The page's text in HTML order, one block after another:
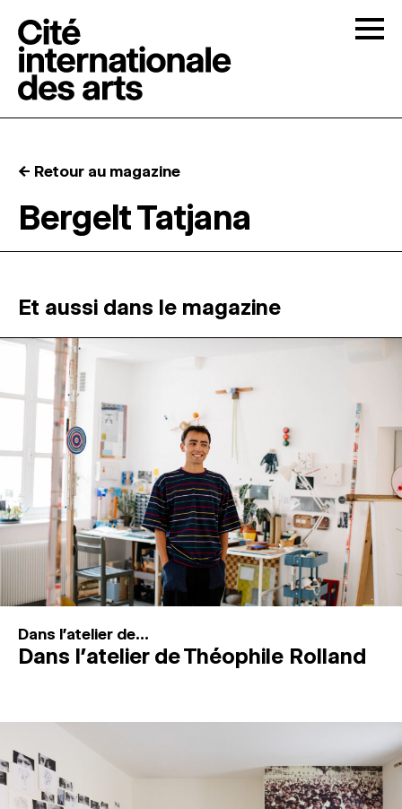
RÉSIDENCES ↓
ATELIERS OUVERTS
PROGRAMMATION
MAGAZINE
ESPACES DE PRATIQUE ARTISTIQUE ↓
Recherche
Connexion
← Retour au magazine
Bergelt Tatjana
Et aussi dans le magazine
Dans l'atelier de...
Dans l’atelier de Théophile Rolland